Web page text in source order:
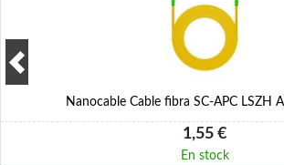
Nanocable Cable fibra SC-APC LSZH
1,55 €
En stock